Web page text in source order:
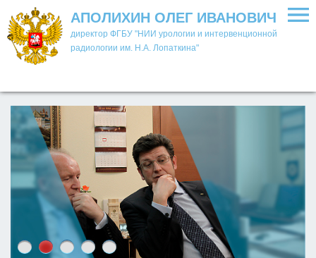
АПОЛИХИН ОЛЕГ ИВАНОВИЧ
директор ФГБУ "НИИ урологии и интервенционной
радиологии им. Н.А. Лопаткина"